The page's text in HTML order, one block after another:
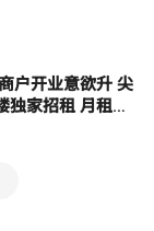
户开业意欲升 尖
独家招租 月租由